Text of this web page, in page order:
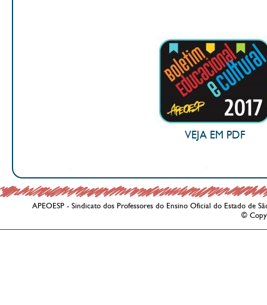
VEJA EM PDF
APEOESP - Sindicato dos Professores do Ensino Oficial do Estado de
©